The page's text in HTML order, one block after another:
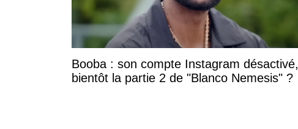
Booba : son compte Instagram désactivé,
bientôt la partie 2 de "Blanco Nemesis" ?